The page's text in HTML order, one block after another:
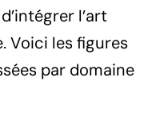
l’art
Voici les figures
par domaine